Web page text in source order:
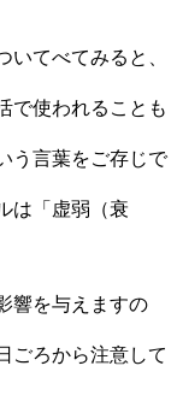
てべてみると、
で使われることも
う言葉をご存じで
は「虚弱（衰
響を与えますの
ごろから注意して